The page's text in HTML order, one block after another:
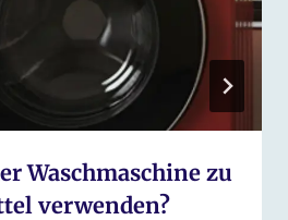
Waschmaschine zu
verwenden?